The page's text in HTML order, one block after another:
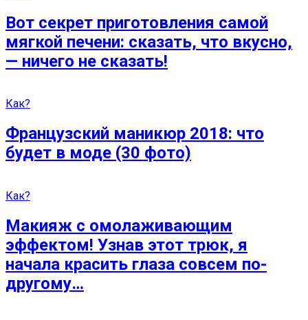
Вот секрет приготовления самой
мягкой печени: сказать, что вкусно,
— ничего не сказать!
Как?
Французский маникюр 2018: что
будет в моде (30 фото)
Как?
Макияж с омолаживающим
эффектом! Узнав этот трюк, я
начала красить глаза совсем по-
другому…